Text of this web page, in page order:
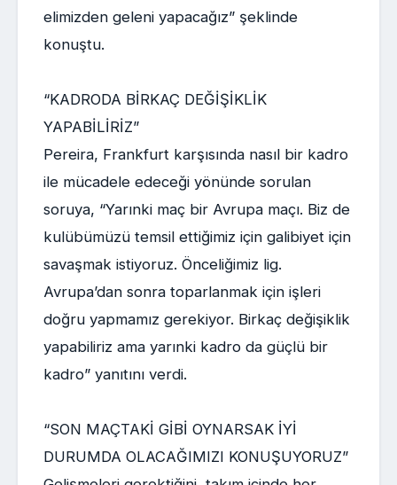
elimizden geleni yapacağız” şeklinde
konuştu.
“KADRODA BİRKAÇ DEĞİŞİKLİK
YAPABİLİRİZ”
Pereira, Frankfurt karşısında nasıl bir kadro
ile mücadele edeceği yönünde sorulan
soruya, “Yarınki maç bir Avrupa maçı. Biz de
kulübümüzü temsil ettiğimiz için galibiyet için
savaşmak istiyoruz. Önceliğimiz lig.
Avrupa’dan sonra toparlanmak için işleri
doğru yapmamız gerekiyor. Birkaç değişiklik
yapabiliriz ama yarınki kadro da güçlü bir
kadro” yanıtını verdi.
“SON MAÇTAKİ GİBİ OYNARSAK İYİ
DURUMDA OLACAĞIMIZI KONUŞUYORUZ”